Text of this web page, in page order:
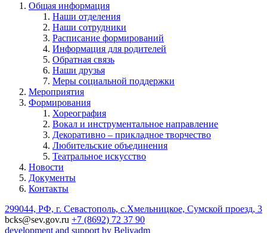
Общая информация
Наши отделения
Наши сотрудники
Расписание формирований
Информация для родителей
Обратная связь
Наши друзья
Меры социальной поддержки
Мероприятия
Формирования
Хореография
Вокал и инструментальное направление
Декоративно – прикладное творчество
Любительские объединения
Театральное искусство
Новости
Документы
Контакты
299044, РФ, г. Севастополь, с.Хмельницкое, Сумской проезд, 3
bcks@sev.gov.ru +7 (8692) 72 37 90
development and support by Beliyadm